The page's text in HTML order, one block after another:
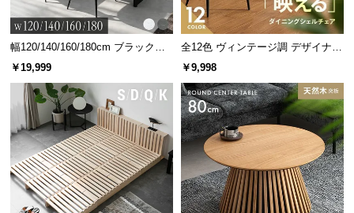
幅120/140/160/180cm ブラックフ
レーム ダイニング 大理石調 4人掛
￥19,999
全12色 ヴィンテージ調 デザイナー
ズシェルチェア
￥9,998